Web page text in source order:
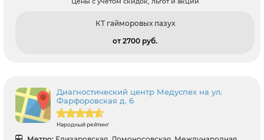
КТ гайморовых пазух
от 2700 pуб.
Диагностический центр Медуспех на ул.
Фарфоровская д. 6
Народный рейтинг